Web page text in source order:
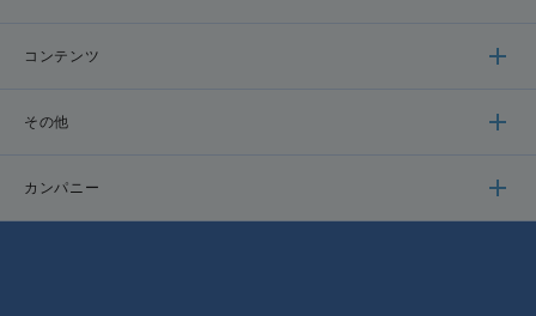
コンテンツ
その他
カンパニー